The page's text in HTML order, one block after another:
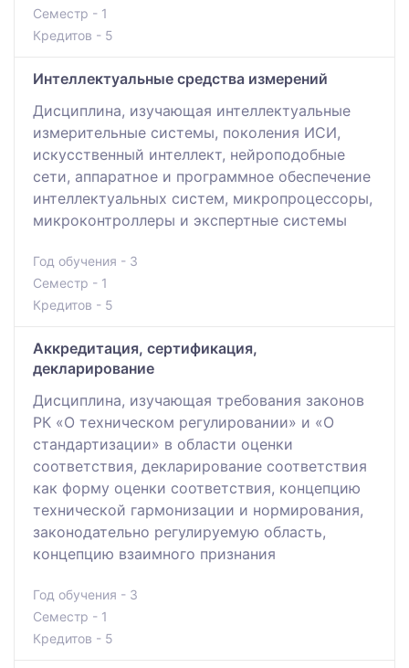
Семестр - 1
Кредитов - 5
Интеллектуальные средства измерений
Дисциплина, изучающая интеллектуальные
измерительные системы, поколения ИСИ,
искусственный интеллект, нейроподобные
сети, аппаратное и программное обеспечение
интеллектуальных систем, микропроцессоры,
микроконтроллеры и экспертные системы
Год обучения - 3
Семестр - 1
Кредитов - 5
Аккредитация, сертификация,
декларирование
Дисциплина, изучающая требования законов
РК «О техническом регулировании» и «О
стандартизации» в области оценки
соответствия, декларирование соответствия
как форму оценки соответствия, концепцию
технической гармонизации и нормирования,
законодательно регулируемую область,
концепцию взаимного признания
Год обучения - 3
Семестр - 1
Кредитов - 5